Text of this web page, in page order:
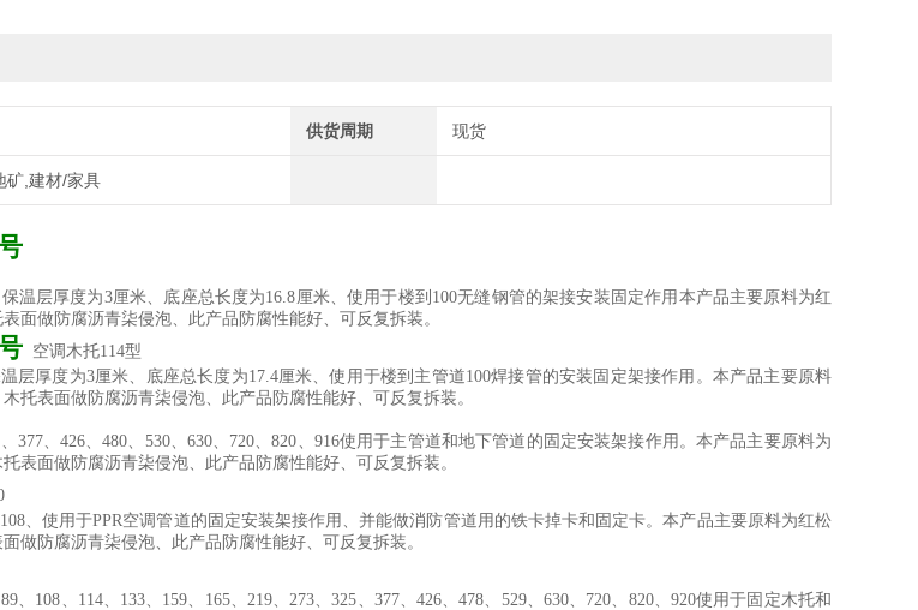
供货周期 现货
矿,建材/家具
温层厚度为3厘米、底座总长度为16.8厘米、使用于楼到100无缝钢管的架接安装固定作用本产品主要原料为红
面做防腐沥青柒侵泡、此产品防腐性能好、可反复拆装。
空调木托114型
层厚度为3厘米、底座总长度为17.4厘米、使用于楼到主管道100焊接管的安装固定架接作用。本产品主要原料
托表面做防腐沥青柒侵泡、此产品防腐性能好、可反复拆装。
377、426、480、530、630、720、820、916使用于主管道和地下管道的固定安装架接作用。本产品主要原料为
表面做防腐沥青柒侵泡、此产品防腐性能好、可反复拆装。
、使用于PPR空调管道的固定安装架接作用、并能做消防管道用的铁卡掉卡和固定卡。本产品主要原料为红松
做防腐沥青柒侵泡、此产品防腐性能好、可反复拆装。
、108、114、133、159、165、219、273、325、377、426、478、529、630、720、820、920使用于固定木托和